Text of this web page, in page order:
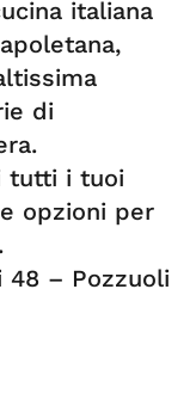
italiana
di
tutti i tuoi
opzioni per
48 – Pozzuoli